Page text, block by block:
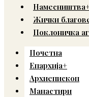
Жички
Поклоничка
Почетна
Епархија+
Архиепископ
Манастири